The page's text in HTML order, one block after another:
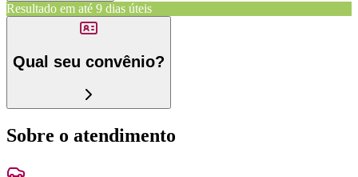
Resultado em até 9 dias úteis
Qual seu convênio?
Sobre o atendimento